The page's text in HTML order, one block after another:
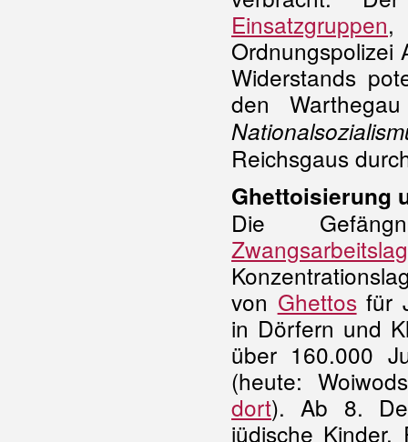
Einsatzgruppen,
Ordnungspolizei
Widerstands
den
Reichsgaus
Ghettoisierung
Die
von Ghettos für
in Dörfern und
über 160.000
(heute:
dort). Ab 8.
jüdische